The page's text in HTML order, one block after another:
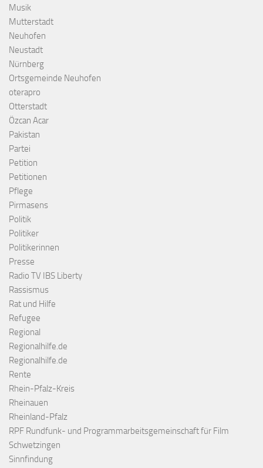
Musik
Mutterstadt
Neuhofen
Neustadt
Nürnberg
Ortsgemeinde Neuhofen
oterapro
Otterstadt
Özcan Acar
Pakistan
Partei
Petition
Petitionen
Pflege
Pirmasens
Politik
Politiker
Politikerinnen
Presse
Radio TV IBS Liberty
Rassismus
Rat und Hilfe
Refugee
Regional
Regionalhilfe.de
Regionalhilfe.de
Rente
Rhein-Pfalz-Kreis
Rheinauen
Rheinland-Pfalz
RPF Rundfunk- und Programmarbeitsgemeinschaft für Film
Schwetzingen
Sinnfindung